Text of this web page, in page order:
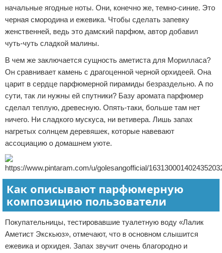
начальные ягодные ноты. Они, конечно же, темно-синие. Это
черная смородина и ежевика. Чтобы сделать запевку
женственней, ведь это дамский парфюм, автор добавил
чуть-чуть сладкой малины.
В чем же заключается сущность аметиста для Морилласа?
Он сравнивает камень с драгоценной черной орхидеей. Она
царит в сердце парфюмерной пирамиды безраздельно. А по
сути, так ли нужны ей спутники? Базу аромата парфюмер
сделал теплую, древесную. Опять-таки, больше там нет
ничего. Ни сладкого мускуса, ни ветивера. Лишь запах
нагретых солнцем деревяшек, которые навевают
ассоциацию о домашнем уюте.
Как описывают парфюмерную
композицию пользователи
Покупательницы, тестировавшие туалетную воду «Лалик
Аметист Экскьюз», отмечают, что в основном слышится
ежевика и орхидея. Запах звучит очень благородно и